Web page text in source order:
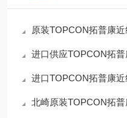
原装TOPCON拓普康
进口供应TOPCON拓
进口TOPCON拓普康
北崎原装TOPCON拓